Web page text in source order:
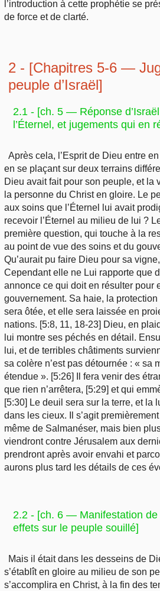
l’introduction à cette prophétie se
de force et de clarté.
2 - [Chapitres 5-6 —
peuple d’Israël]
2.1 - [ch. 5 — Réponse
l’Éternel, et jugements qui en
Après cela, l’Esprit de Dieu entre
en se plaçant sur deux terrains
Dieu avait fait pour son peuple, et la
la personne du Christ en gloire. Le
aux soins que l’Éternel lui avait
recevoir l’Éternel au milieu de lui ?
première question, qui touche à la
au point de vue des soins et du
Qu’aurait pu faire Dieu pour sa
Cependant elle ne Lui rapporte que
annonce ce qui doit en résulter pour
gouvernement. Sa haie, la protection
sera ôtée, et elle sera laissée en
nations. [5:8, 11, 18-23] Dieu, en
lui montre ses péchés en détail.
lui, et de terribles châtiments
sa colère n’est pas détournée : « sa
étendue ». [5:26] Il fera venir des
que rien n’arrêtera, [5:29] et qui
[5:30] Le deuil sera sur la terre, et la
dans les cieux. Il s’agit
même de Salmanéser, mais bien
viendront contre Jérusalem aux
prendront après avoir envahi et
aurons plus tard les détails de ces
2.2 - [ch. 6 — Manifestation
effets sur le peuple souillé]
Mais il était dans les desseins de
s’établît en gloire au milieu de son
s’accomplira en Christ, à la fin des